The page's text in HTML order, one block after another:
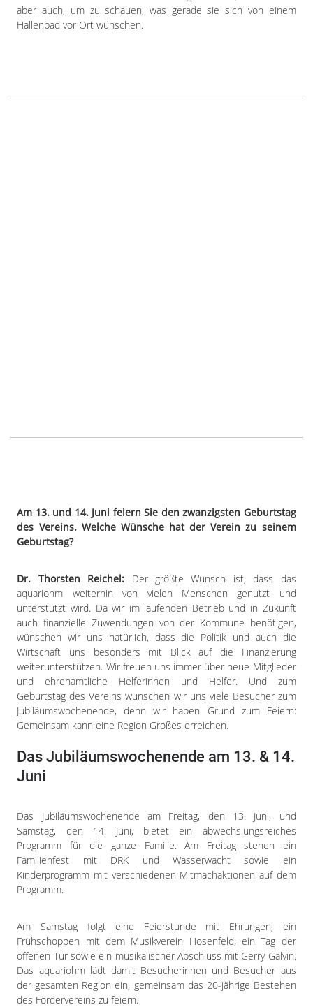
aber auch, um zu schauen, was gerade sie sich von einem
Hallenbad vor Ort wünschen.
Am 13. und 14. Juni feiern Sie den zwanzigsten Geburtstag
des Vereins. Welche Wünsche hat der Verein zu seinem
Geburtstag?
Dr. Thorsten Reichel: Der größte Wunsch ist, dass das
aquariohm weiterhin von vielen Menschen genutzt und
unterstützt wird. Da wir im laufenden Betrieb und in Zukunft
auch finanzielle Zuwendungen von der Kommune benötigen,
wünschen wir uns natürlich, dass die Politik und auch die
Wirtschaft uns besonders mit Blick auf die Finanzierung
weiterunterstützen. Wir freuen uns immer über neue Mitglieder
und ehrenamtliche Helferinnen und Helfer. Und zum
Geburtstag des Vereins wünschen wir uns viele Besucher zum
Jubiläumswochenende, denn wir haben Grund zum Feiern:
Gemeinsam kann eine Region Großes erreichen.
Das Jubiläumswochenende am 13. & 14.
Juni
Das Jubiläumswochenende am Freitag, den 13. Juni, und
Samstag, den 14. Juni, bietet ein abwechslungsreiches
Programm für die ganze Familie. Am Freitag stehen ein
Familienfest mit DRK und Wasserwacht sowie ein
Kinderprogramm mit verschiedenen Mitmachaktionen auf dem
Programm.
Am Samstag folgt eine Feierstunde mit Ehrungen, ein
Frühschoppen mit dem Musikverein Hosenfeld, ein Tag der
offenen Tür sowie ein musikalischer Abschluss mit Gerry Galvin.
Das aquariohm lädt damit Besucherinnen und Besucher aus
der gesamten Region ein, gemeinsam das 20-jährige Bestehen
des Fördervereins zu feiern.